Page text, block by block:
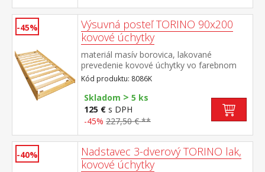
-45%
Výsuvná posteľ TORINO 90x200
kovové úchytky
materiál masív borovica, lakované
prevedenie kovové úchytky vo farebnom
prevedení černená mosadz výsuvná na
kolieskach, cena bez matraca maximálna
odporúčaná výška matraca 14
cm odporúčaný rozmer matraca 90 × 200
cm vhodná ako výsuvná prístelka k pohovke
TORINO 8085 alebo k jednolôžku JANA
ID30400225
Kód produktu: 8086K
Skladom > 5 ks
125 € s DPH
-45% 227,50 € **
-40%
Nadstavec 3-dverový TORINO lak,
kovové úchytky